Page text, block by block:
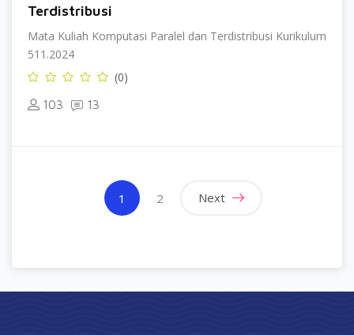
Terdistribusi
Mata Kuliah Komputasi Paralel dan Terdistribusi Kurikulum
511.2024
(0)
103 13
1 (current)
2 Next